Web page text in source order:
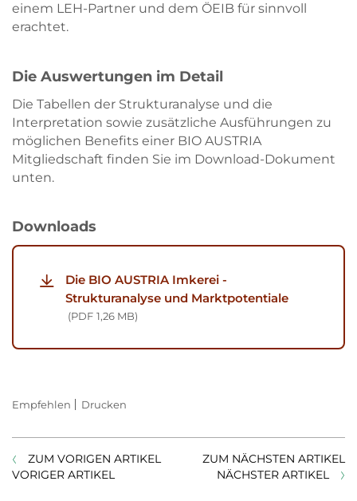
einem LEH-Partner und dem ÖEIB für sinnvoll
erachtet.
Die Auswertungen im Detail
Die Tabellen der Strukturanalyse und die
Interpretation sowie zusätzliche Ausführungen zu
möglichen Benefits einer BIO AUSTRIA
Mitgliedschaft finden Sie im Download-Dokument
unten.
Downloads
Die BIO AUSTRIA Imkerei -
Strukturanalyse und Marktpotentiale
PDF 1,26 MB
Drucken
Empfehlen
ZUM VORIGEN ARTIKEL
VORIGER ARTIKEL
ZUM NÄCHSTEN ARTIKEL
NÄCHSTER ARTIKEL